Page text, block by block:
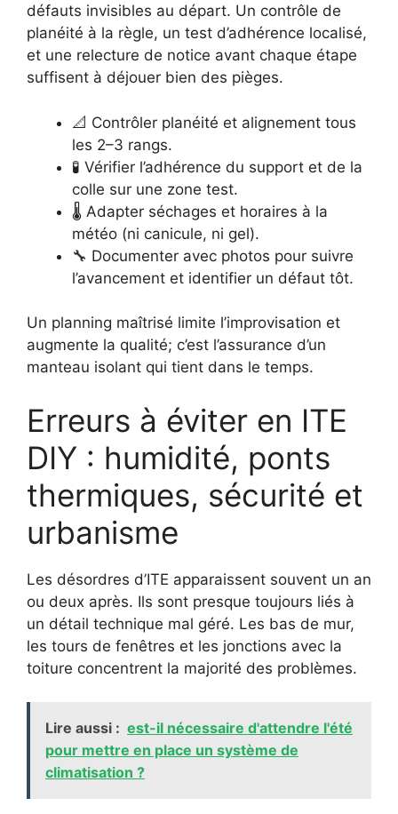
défauts invisibles au départ. Un contrôle de
planéité à la règle, un test d’adhérence localisé,
et une relecture de notice avant chaque étape
suffisent à déjouer bien des pièges.
📐 Contrôler planéité et alignement tous
les 2–3 rangs.
🧪 Vérifier l’adhérence du support et de la
colle sur une zone test.
🌡️ Adapter séchages et horaires à la
météo (ni canicule, ni gel).
🔧 Documenter avec photos pour suivre
l’avancement et identifier un défaut tôt.
Un planning maîtrisé limite l’improvisation et
augmente la qualité; c’est l’assurance d’un
manteau isolant qui tient dans le temps.
Erreurs à éviter en ITE
DIY : humidité, ponts
thermiques, sécurité et
urbanisme
Les désordres d’ITE apparaissent souvent un an
ou deux après. Ils sont presque toujours liés à
un détail technique mal géré. Les bas de mur,
les tours de fenêtres et les jonctions avec la
toiture concentrent la majorité des problèmes.
Lire aussi : est-il nécessaire d'attendre l'été
pour mettre en place un système de
climatisation ?